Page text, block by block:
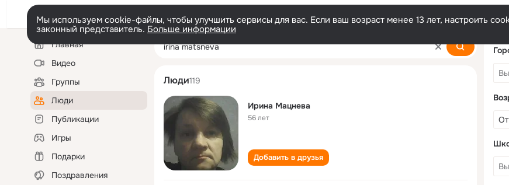
Мы используем cookie-файлы, чтобы улучшить сервисы для вас. Если ваш возраст менее 13 лет, настроить
законный представитель. Больше информации
Левая
колонкаГлавная
Видео
Группы
Люди
Публикации
Игры
Подарки
Поздравления
irina matsneva
Люди119
Ирина Мацнева
56 лет
Добавить в друзья